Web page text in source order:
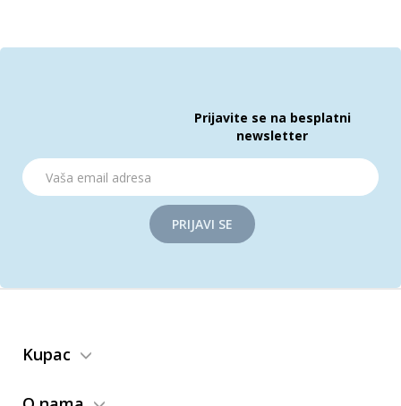
Prijavite se na besplatni
newsletter
PRIJAVI SE
Kupac